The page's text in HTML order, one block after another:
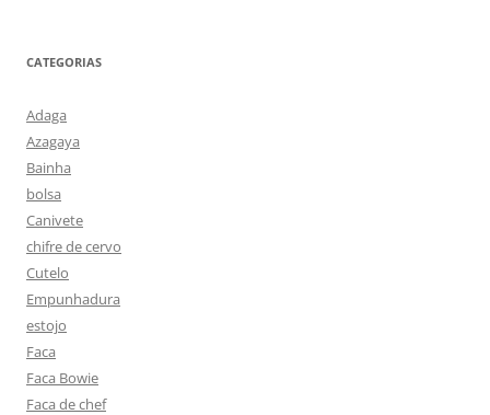
CATEGORIAS
Adaga
Azagaya
Bainha
bolsa
Canivete
chifre de cervo
Cutelo
Empunhadura
estojo
Faca
Faca Bowie
Faca de chef